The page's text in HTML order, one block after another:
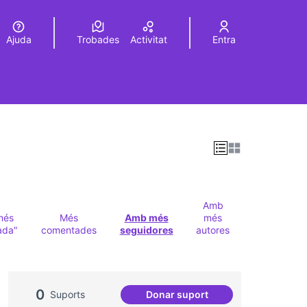
Elegir el idioma Choose language
Ajuda Trobades Activitat Entra
Més
comentades
Amb més
seguidores
Amb
més
autores
0 Suports Donar suportTips for Choosing Audio